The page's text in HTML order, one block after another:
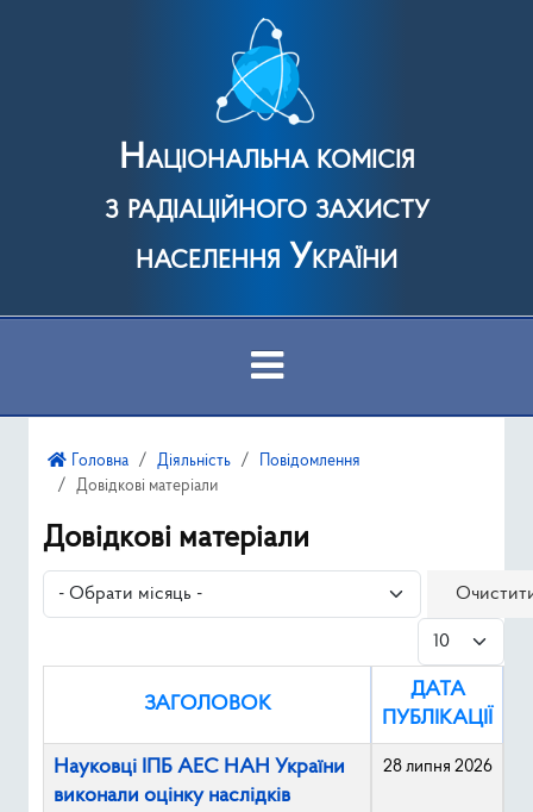
Національна комісія
з радіаційного захисту
населення України
Діяльність
Публічна інформація
Type 2 or
Пошук
Головна Діяльність
Повідомлення
Довідкові матеріали
Довідкові матеріали
- Обрати місяць -
Показувати
ЗАГОЛОВОК
ДАТА
ПУБЛІКАЦІЇ
Науковці ІПБ АЕС НАН України
виконали оцінку наслідків
28 липня 2026